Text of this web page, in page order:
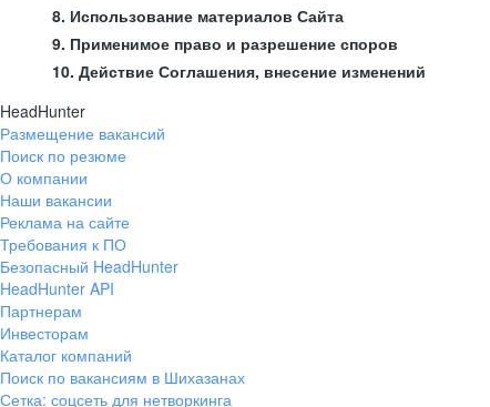
8. Использование материалов Сайта
9. Применимое право и разрешение споров
10. Действие Соглашения, внесение изменений
HeadHunter
Размещение вакансий
Поиск по резюме
О компании
Наши вакансии
Реклама на сайте
Требования к ПО
Безопасный HeadHunter
HeadHunter API
Партнерам
Инвесторам
Каталог компаний
Поиск по вакансиям в Шихазанах
Сетка: соцсеть для нетворкинга